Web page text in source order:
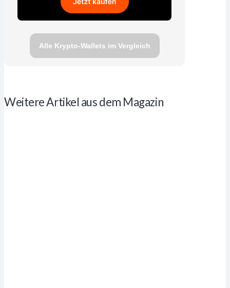
Alle Krypto-Wallets im Vergleich
Weitere Artikel aus dem Magazin